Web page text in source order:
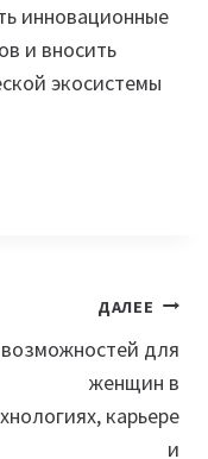
инновационные
и вносить
экосистемы
ДАЛЕЕ
для
женщин в
карьере
и